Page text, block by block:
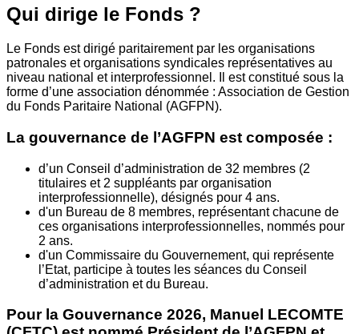
Qui dirige le Fonds ?
Le Fonds est dirigé paritairement par les organisations
patronales et organisations syndicales représentatives au
niveau national et interprofessionnel. Il est constitué sous la
forme d’une association dénommée : Association de Gestion
du Fonds Paritaire National (AGFPN).
La gouvernance de l’AGFPN est composée :
d’un Conseil d’administration de 32 membres (2
titulaires et 2 suppléants par organisation
interprofessionnelle), désignés pour 4 ans.
d'un Bureau de 8 membres, représentant chacune de
ces organisations interprofessionnelles, nommés pour
2 ans.
d'un Commissaire du Gouvernement, qui représente
l’Etat, participe à toutes les séances du Conseil
d’administration et du Bureau.
Pour la Gouvernance 2026, Manuel LECOMTE